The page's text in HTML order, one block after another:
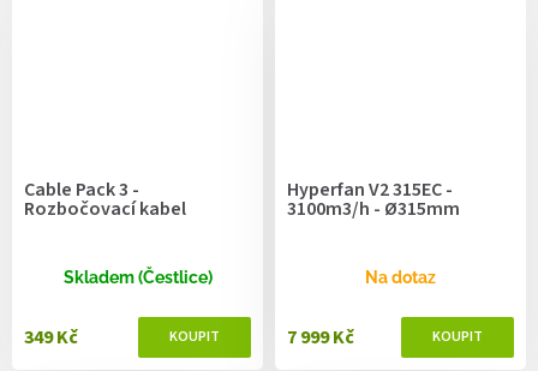
Cable Pack 3 -
Rozbočovací kabel
Skladem (Čestlice)
349 Kč
Hyperfan V2 315EC -
3100m3/h - Ø315mm
Na dotaz
7 999 Kč